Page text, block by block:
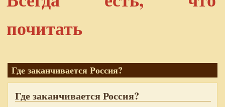
почитать
Где заканчивается Россия?
Где заканчивается Россия?